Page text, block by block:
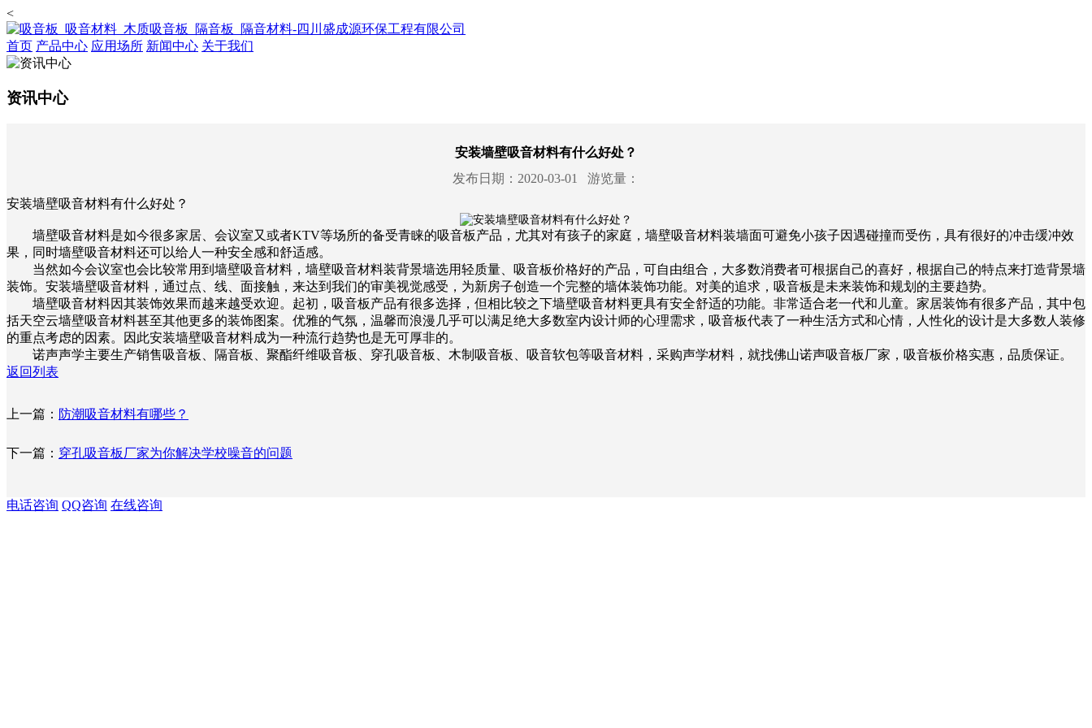
<
首页 产品中心 应用场所 新闻中心 关于我们
资讯中心
安装墙壁吸音材料有什么好处？
发布日期：2020-03-01 游览量：
安装墙壁吸音材料有什么好处？
墙壁吸音材料是如今很多家居、会议室又或者KTV等场所的备受青睐的吸音板产品，尤其对有孩子的家庭，墙壁吸音材料装墙面可避免小孩子因遇碰撞而受伤，具有很好的冲击缓冲效
果，同时墙壁吸音材料还可以给人一种安全感和舒适感。
当然如今会议室也会比较常用到墙壁吸音材料，墙壁吸音材料装背景墙选用轻质量、吸音板价格好的产品，可自由组合，大多数消费者可根据自己的喜好，根据自己的特点来打造背景墙
装饰。安装墙壁吸音材料，通过点、线、面接触，来达到我们的审美视觉感受，为新房子创造一个完整的墙体装饰功能。对美的追求，吸音板是未来装饰和规划的主要趋势。
墙壁吸音材料因其装饰效果而越来越受欢迎。起初，吸音板产品有很多选择，但相比较之下墙壁吸音材料更具有安全舒适的功能。非常适合老一代和儿童。家居装饰有很多产品，其中包
括天空云墙壁吸音材料甚至其他更多的装饰图案。优雅的气氛，温馨而浪漫几乎可以满足绝大多数室内设计师的心理需求，吸音板代表了一种生活方式和心情，人性化的设计是大多数人装修
的重点考虑的因素。因此安装墙壁吸音材料成为一种流行趋势也是无可厚非的。
诺声声学主要生产销售吸音板、隔音板、聚酯纤维吸音板、穿孔吸音板、木制吸音板、吸音软包等吸音材料，采购声学材料，就找佛山诺声吸音板厂家，吸音板价格实惠，品质保证。
返回列表
上一篇： 防潮吸音材料有哪些？
下一篇： 穿孔吸音板厂家为你解决学校噪音的问题
电话咨询 QQ咨询 在线咨询